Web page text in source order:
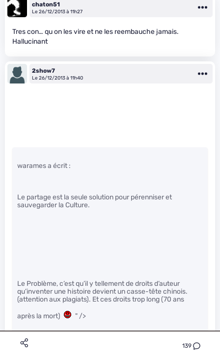
139
chaton51
Le 26/12/2013 à 11h27
Tres con… qu on les vire et ne les reembauche jamais.
Hallucinant
2show7
Le 26/12/2013 à 11h40
warames a écrit :
Le partage est la seule solution pour pérenniser et
sauvegarder la Culture.
Le Problème, c’est qu’il y tellement de droits d’auteur
qu’inventer une histoire devient un casse-tête chinois.
(attention aux plagiats). Et ces droits trop long (70 ans
après la mort)
" />
Vous voulez faire un film, les histoires simples, il vaut mieux